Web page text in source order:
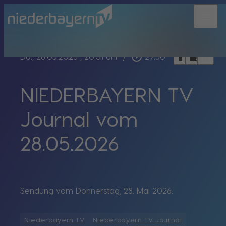
Do., 28.05.2026, 20:31 Uhr / play_circle_outline 29:50 headphoneschrome_reader_modebookmark_border
NIEDERBAYERN TV
Journal vom
28.05.2026
Sendung vom Donnerstag, 28. Mai 2026.
Niederbayern TV
Niederbayern TV Journal